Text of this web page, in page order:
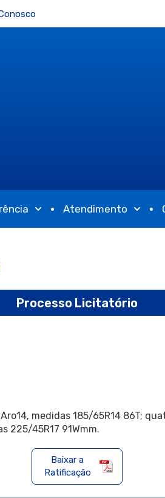
Atendimento
Processo Licitatório
medidas 185/65R14 86T;
225/45R17 91Wmm.
Baixar a
Ratificação